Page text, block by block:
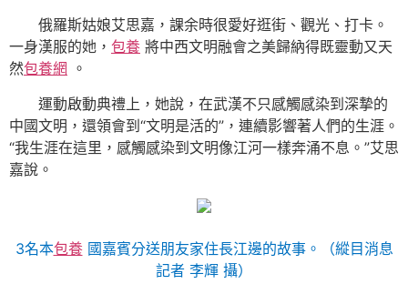
俄羅斯姑娘艾思嘉，課余時很愛好逛街、觀光、打卡。
一身漢服的她， 包養 將中西文明融會之美歸納得既靈動又天
然包養網 。
運動啟動典禮上，她說，在武漢不只感觸感染到深摯的
中國文明，還領會到“文明是活的”，連續影響著人們的生涯。
“我生涯在這里，感觸感染到文明像江河一樣奔涌不息。”艾思
嘉說。
3名本包養國嘉賓分送朋友家住長江邊的故事。（縱目消息
記者 李輝 攝）